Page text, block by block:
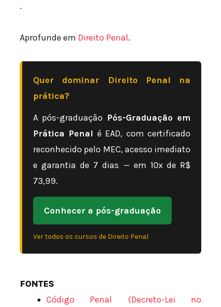
.
Aprofunde em Direito Penal.
Quer dominar Direito Penal na
prática?
A pós-graduação Pós-Graduação em
Prática Penal é EAD, com certificado
reconhecido pelo MEC, acesso imediato
e garantia de 7 dias — em 10x de R$
73,99.
Conhecer a pós-graduação
Ver todos os cursos de Direito Penal
FONTES
Código Penal (Decreto-Lei nº